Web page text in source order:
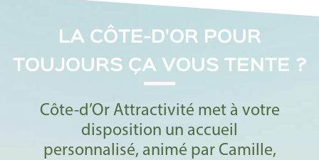
LA CÔTE-D'OR POUR
TOUJOURS ÇA VOUS TENTE ?
Côte-d’Or Attractivité met à votre
disposition un accueil
personnalisé, animé par Camille,